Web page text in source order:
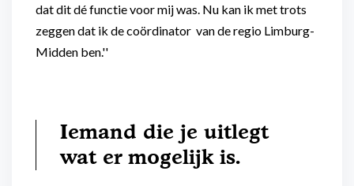
dat dit dé functie voor mij was. Nu kan ik met trots
zeggen dat ik de coördinator van de regio Limburg-
Midden ben.''
Iemand die je uitlegt
wat er mogelijk is.